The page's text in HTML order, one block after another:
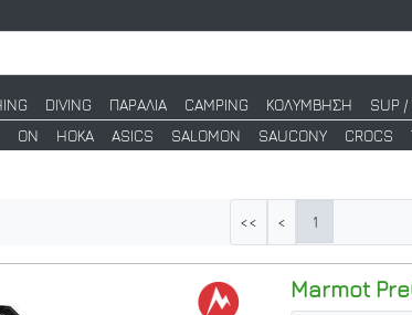
DIVING ΠΑΡΑΛΙΑ CAMPING ΚΟΛΥΜΒΗΣΗ SUP /
ON HOKA ASICS SALOMON SAUCONY CROCS
<< < 1
Marmot